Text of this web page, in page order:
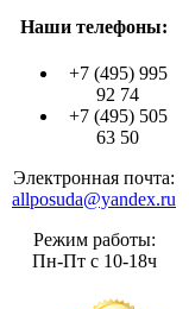
Наши телефоны:
+7 (495) 995
92 74
+7 (495) 505
63 50
Электронная почта:
allposuda@yandex.ru
Режим работы:
Пн-Пт с 10-18ч